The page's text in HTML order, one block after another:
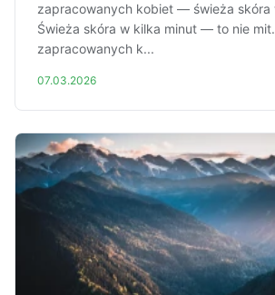
zapracowanych kobiet — świeża skóra
Świeża skóra w kilka minut — to nie
zapracowanych k...
07.03.2026